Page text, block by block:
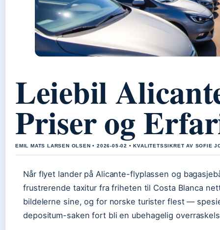
Leiebil
Priser og
EMIL MATS LARSEN OLSEN • 2026-05-02 • KVALITETSSIKRET AV SOFIE
Når flyet lander på Alicante-flyplassen og
frustrerende taxitur fra friheten til Costa Blanca
bildelerne sine, og for norske turister flest —
depositum-saken fort bli en ubehagelig